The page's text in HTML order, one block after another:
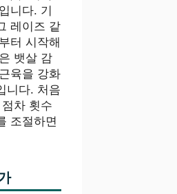
니다. 기
레이즈 같
터 시작해
뱃살 감
육을 강화
니다. 처음
차 횟수
조절하면